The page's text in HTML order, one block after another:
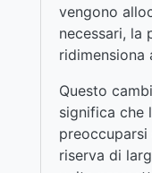
vengono
necessari, la
ridimensiona
Questo
significa che
riserva di